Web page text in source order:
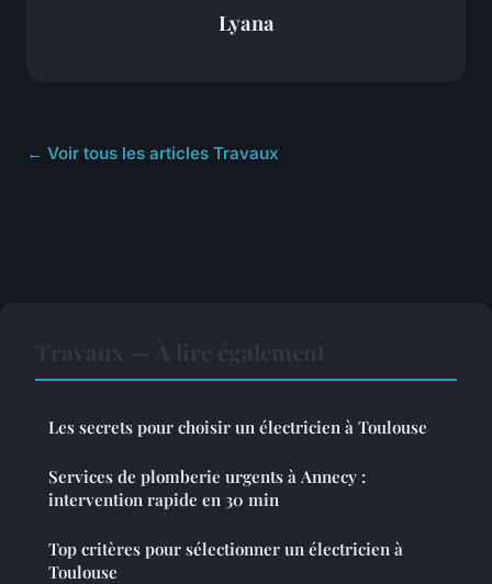
Lyana
← Voir tous les articles Travaux
Les secrets pour choisir un électricien à Toulouse
Services de plomberie urgents à Annecy :
intervention rapide en 30 min
Top critères pour sélectionner un électricien à
Toulouse